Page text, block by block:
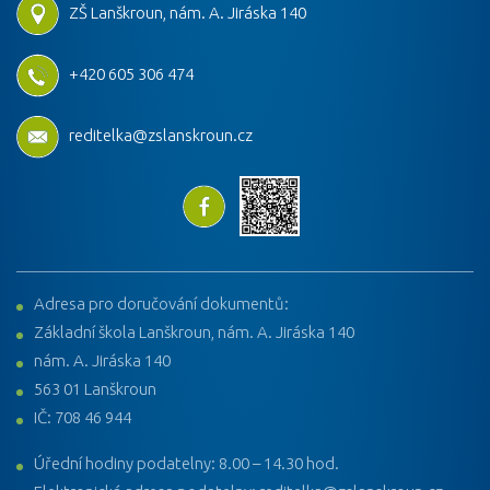
ZŠ Lanškroun, nám. A. Jiráska 140
+420 605 306 474
reditelka@zslanskroun.cz
Adresa pro doručování dokumentů:
Základní škola Lanškroun, nám. A. Jiráska 140
nám. A. Jiráska 140
563 01 Lanškroun
IČ: 708 46 944
Úřední hodiny podatelny: 8.00 – 14.30 hod.